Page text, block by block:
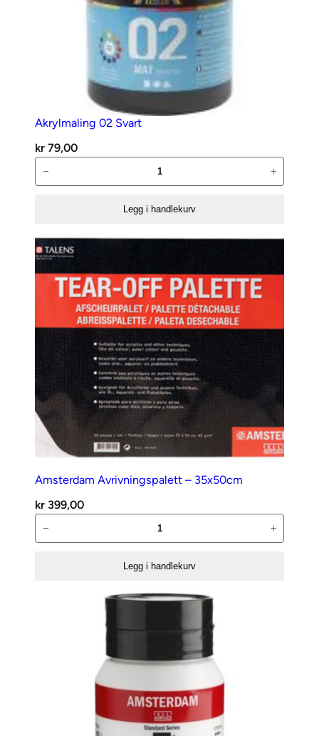
Akrylmaling 02 Svart
kr 79,00
02
− +
Legg i handlekurv
Amsterdam Avrivningspalett – 35x50cm
kr 399,00
Avrivningspalett
− +
Legg i handlekurv